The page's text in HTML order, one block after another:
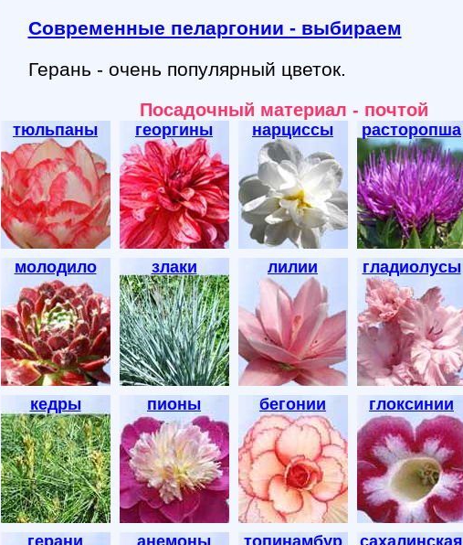
Современные пеларгонии - выбираем
Герань - очень популярный цветок.
Посадочный материал - почтой
тюльпаны георгины нарциссы расторопша
молодило злаки лилии гладиолусы
кедры пионы бегонии глоксинии
герани анемоны топинамбур сахалинская